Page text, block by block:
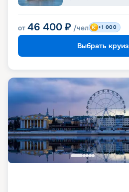
от 46 400 ₽ /чел +1 000
Выбрать круиз